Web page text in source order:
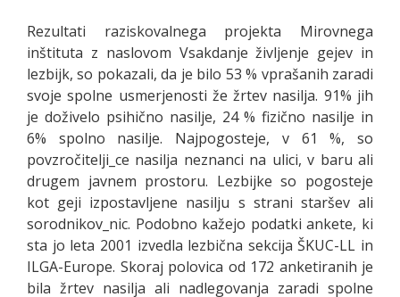
Rezultati raziskovalnega projekta Mirovnega
inštituta z naslovom Vsakdanje življenje gejev in
lezbijk, so pokazali, da je bilo 53 % vprašanih zaradi
svoje spolne usmerjenosti že žrtev nasilja. 91% jih
je doživelo psihično nasilje, 24 % fizično nasilje in
6% spolno nasilje. Najpogosteje, v 61 %, so
povzročitelji_ce nasilja neznanci na ulici, v baru ali
drugem javnem prostoru. Lezbijke so pogosteje
kot geji izpostavljene nasilju s strani staršev ali
sorodnikov_nic. Podobno kažejo podatki ankete, ki
sta jo leta 2001 izvedla lezbična sekcija ŠKUC-LL in
ILGA-Europe. Skoraj polovica od 172 anketiranih je
bila žrtev nasilja ali nadlegovanja zaradi spolne